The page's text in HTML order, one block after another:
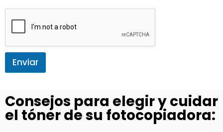
Enviar
Consejos para elegir y cuidar
el tóner de su fotocopiadora: